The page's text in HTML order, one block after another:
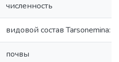
численность
видовой состав Tarsonemina:
почвы